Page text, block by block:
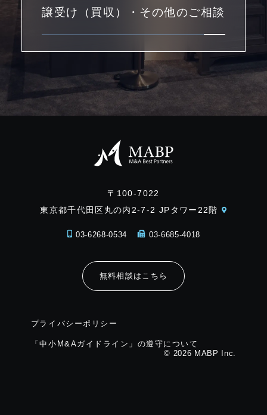
譲受け（買収）・その他のご相談
〒100-7022
東京都千代田区丸の内2-7-2 JPタワー22階
03-6268-0534 03-6685-4018
無料相談はこちら
プライバシーポリシー
「中小M&Aガイドライン」の遵守について
© 2026 MABP Inc.